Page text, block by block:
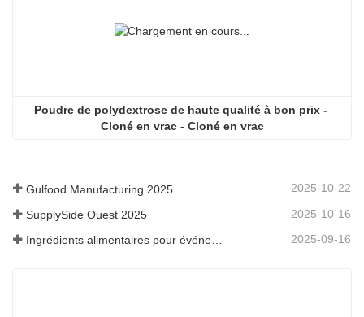
Poudre de polydextrose de haute qualité à bon prix -
Cloné en vrac - Cloné en vrac
Gulfood Manufacturing 2025 2025-10-22
SupplySide Ouest 2025 2025-10-16
Ingrédients alimentaires pour événements Fi Asia Thailand 2025-09-16